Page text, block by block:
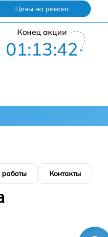
Цены на ремонт
Конец акции
01:13:41
Контакты